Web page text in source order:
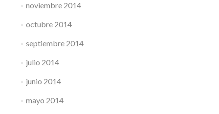
noviembre 2014
octubre 2014
septiembre 2014
julio 2014
junio 2014
mayo 2014